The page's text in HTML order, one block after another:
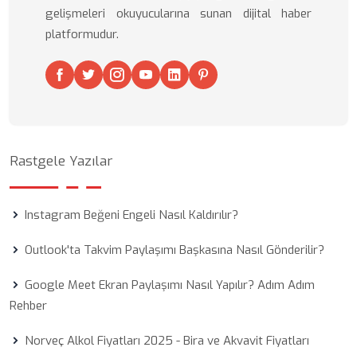
gelişmeleri okuyucularına sunan dijital haber
platformudur.
Rastgele Yazılar
Instagram Beğeni Engeli Nasıl Kaldırılır?
Outlook'ta Takvim Paylaşımı Başkasına Nasıl Gönderilir?
Google Meet Ekran Paylaşımı Nasıl Yapılır? Adım Adım
Rehber
Norveç Alkol Fiyatları 2025 - Bira ve Akvavit Fiyatları